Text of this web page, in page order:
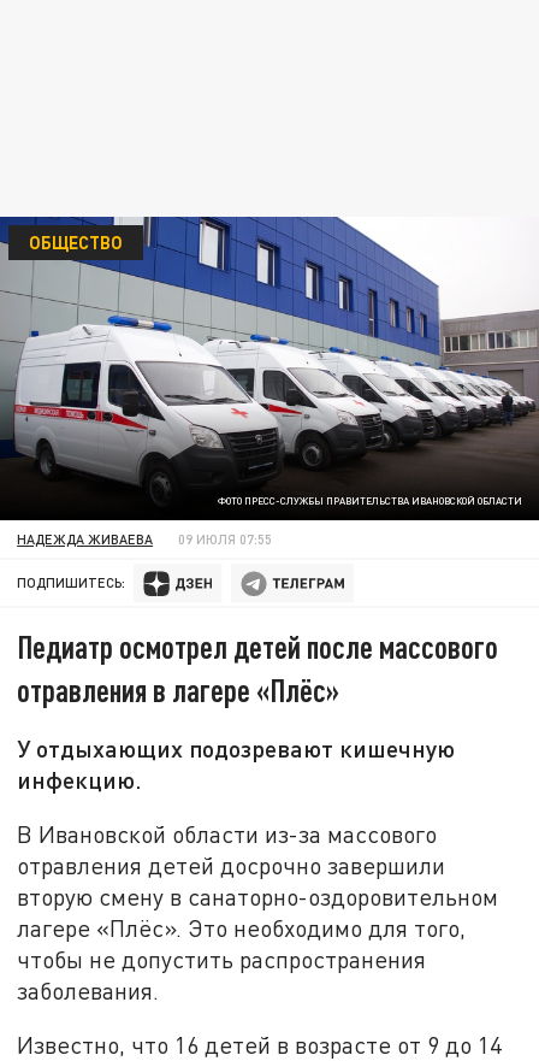
ФОТО ПРЕСС-СЛУЖБЫ ПРАВИТЕЛЬСТВА ИВАНОВСКОЙ ОБЛАСТИ
ОБЩЕСТВО
НАДЕЖДА ЖИВАЕВА 09 ИЮЛЯ 07:55
ПОДПИШИТЕСЬ:
Педиатр осмотрел детей после массового
отравления в лагере «Плёс»
У отдыхающих подозревают кишечную
инфекцию.
В Ивановской области из-за массового
отравления детей досрочно завершили
вторую смену в санаторно-оздоровительном
лагере «Плёс». Это необходимо для того,
чтобы не допустить распространения
заболевания.
Известно, что 16 детей в возрасте от 9 до 14